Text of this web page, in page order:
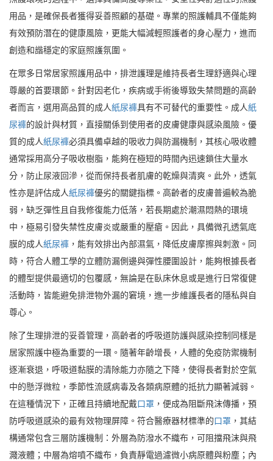
用品，是確保長者獲得妥善照顧的基礎。專業的照護輔具不僅能夠
有效預防潛在的健康風險，更能大幅減輕照護者的身心壓力，進而
創造和諧穩定的家庭照護氛圍。
在眾多日常居家照護用品中，排泄護理是維持長者生理舒適與心理
尊嚴的首要環節。針對因老化，疾病或手術後導致失禁問題的高齡
者而言，選用高品質的成人紙尿褲具有不可替代的重要性。成人紙
尿褲的設計與材質，直接關係到使用者的皮膚健康與感染風險。優
質的成人紙尿褲必須具備卓越的吸收力與防漏機制，其核心吸收體
通常採用高分子吸收樹脂，能夠在極短的時間內迅速鎖住大量水
分，防止尿液回滲，從而保持長者肌膚的乾燥與清爽。此外，透氣
性亦是評估成人紙尿褲優劣的關鍵指標。高齡者的皮膚普遍較為脆
弱，缺乏彈性且自我修復能力低落，若長期處於潮濕悶熱的環境
中，極易引發失禁性皮膚炎或嚴重的壓瘡。因此，具備微孔透氣底
膜的成人紙尿褲 ，能有效排出內部濕氣，降低皮膚摩擦與刺激。同
時，符合人體工學的立體防漏側邊與彈性腰圍設計，能夠根據長者
的體型提供最適切的包覆感，無論是在臥床休息或是進行日常復健
活動時，皆能避免排泄物外漏的窘境，進一步維護長者的隱私與自
尊心。
除了生理排泄的妥善管理，高齡者的呼吸道防護與感染控制同樣是
居家照護中極為重要的一環。隨著年齡增長，人體的免疫防禦機制
逐漸衰退，呼吸道黏膜的清除能力亦隨之下降，使得長者對於空氣
中的懸浮微粒，季節性流感病毒及各類病原體的抵抗力顯著減弱。
在這種情況下，正確且持續地配戴口罩 ，便成為阻斷飛沫傳播，預
防呼吸道感染的最有效物理屏障。符合醫療器材標準的口罩 ，其結
構通常包含三層防護機制：外層為防潑水不織布，可阻擋飛沫與飛
濺液體；中層為熔噴不織布，負責靜電過濾微小病原體與粉塵；內